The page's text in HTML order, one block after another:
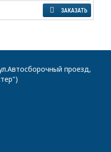
ЗАКАЗАТЬ
проезд,